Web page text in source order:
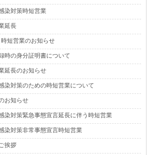
染対策時短営業
延長
短営業のお知らせ
時の身分証明書について
延長のお知らせ
染対策のための時短営業について
お知らせ
染対策緊急事態宣言延長に伴う時短営業
染対策非常事態宣言時短営業
挨拶